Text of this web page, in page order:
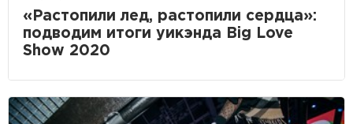
«Растопили лед, растопили сердца»:
подводим итоги уикэнда Big Love
Show 2020